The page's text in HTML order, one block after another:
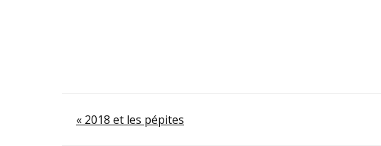
Navigation
« 2018 et les pépites